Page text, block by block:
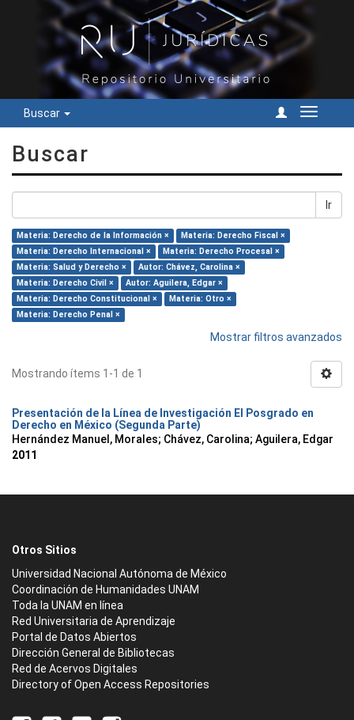
Buscar
Cambiar
Buscar
Ir
Materia: Derecho de la Información ×
Materia: Derecho Fiscal ×
Materia: Derecho Internacional ×
Materia: Derecho Procesal ×
Materia: Salud y Derecho ×
Autor: Chávez, Carolina ×
Materia: Derecho Civil ×
Autor: Aguilera, Edgar ×
Materia: Derecho Constitucional ×
Materia: Otro ×
Materia: Derecho Penal ×
Mostrar filtros avanzados
Mostrando ítems 1-1 de 1
Presentación de la Línea de Investigación El Posgrado en
Derecho en México (Segunda Parte)
Hernández Manuel, Morales; Chávez, Carolina; Aguilera, Edgar
2011
Otros Sitios
Universidad Nacional Autónoma de México
Coordinación de Humanidades UNAM
Toda la UNAM en línea
Red Universitaria de Aprendizaje
Portal de Datos Abiertos
Dirección General de Bibliotecas
Red de Acervos Digitales
Directory of Open Access Repositories